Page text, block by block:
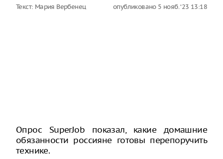
Текст: Мария Вербенец опубликовано 5 нояб. ‘23 13:18
Опрос SuperJob показал, какие домашние
обязанности россияне готовы перепоручить
технике.